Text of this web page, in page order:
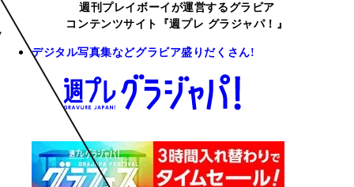
週刊プレイボーイが運営するグラビア
コンテンツサイト『週プレ グラジャパ！』
デジタル写真集などグラビア盛りだくさん!